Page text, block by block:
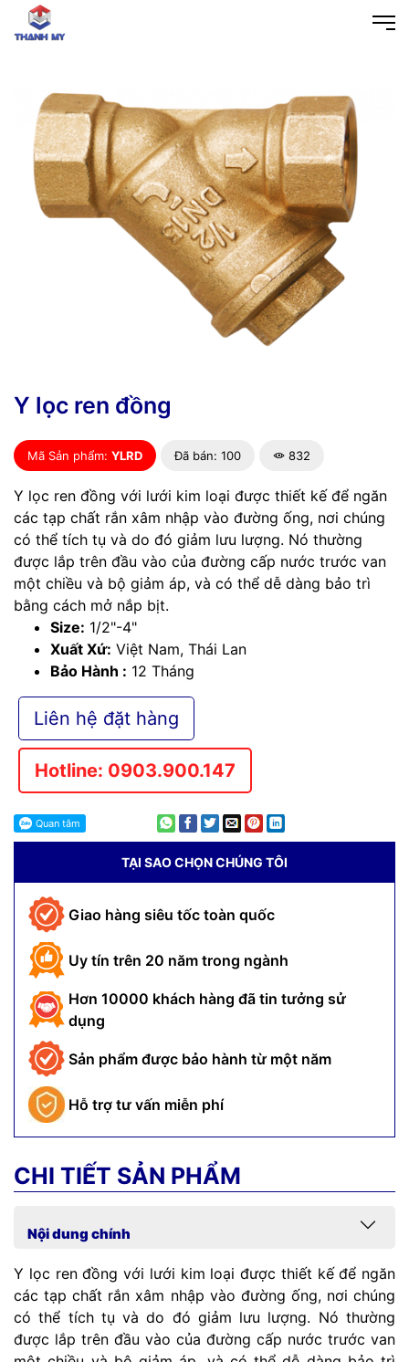
Y lọc ren đồng
Mã Sản phẩm: YLRD Đã bán: 100 832
Y lọc ren đồng với lưới kim loại được thiết kế để ngăn
các tạp chất rắn xâm nhập vào đường ống, nơi chúng
có thể tích tụ và do đó giảm lưu lượng. Nó thường
được lắp trên đầu vào của đường cấp nước trước van
một chiều và bộ giảm áp, và có thể dễ dàng bảo trì
bằng cách mở nắp bịt.
Size: 1/2"-4"
Xuất Xứ: Việt Nam, Thái Lan
Bảo Hành : 12 Tháng
Liên hệ đặt hàng
Hotline: 0903.900.147
TẠI SAO CHỌN CHÚNG TÔI
Giao hàng siêu tốc toàn quốc
Uy tín trên 20 năm trong ngành
Hơn 10000 khách hàng đã tin tưởng sử
dụng
Sản phẩm được bảo hành từ một năm
Hỗ trợ tư vấn miễn phí
CHI TIẾT SẢN PHẨM
Nội dung chính
Y lọc ren đồng với lưới kim loại được thiết kế để ngăn
các tạp chất rắn xâm nhập vào đường ống, nơi chúng
có thể tích tụ và do đó giảm lưu lượng. Nó thường
được lắp trên đầu vào của đường cấp nước trước van